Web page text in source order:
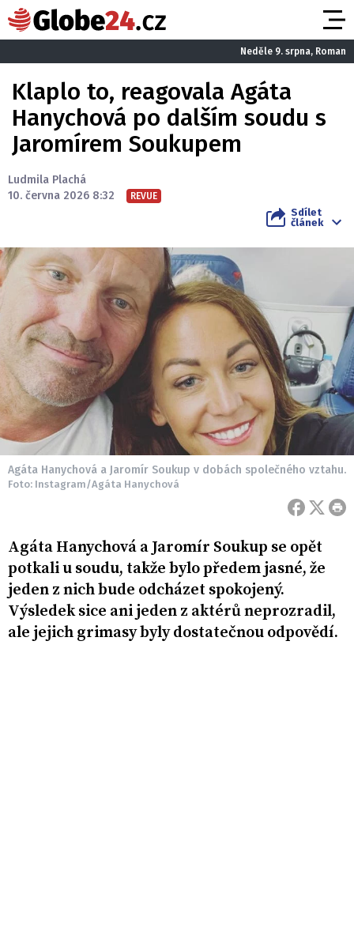
Neděle 9. srpna, Roman
Klaplo to, reagovala Agáta
Hanychová po dalším soudu s
Jaromírem Soukupem
Ludmila Plachá
10. června 2026 8:32
REVUE
Sdílet
článek
Agáta Hanychová a Jaromír Soukup v dobách společného vztahu.
Foto: Instagram/Agáta Hanychová
Agáta Hanychová a Jaromír Soukup se opět
potkali u soudu, takže bylo předem jasné, že
jeden z nich bude odcházet spokojený.
Výsledek sice ani jeden z aktérů neprozradil,
ale jejich grimasy byly dostatečnou odpovědí.